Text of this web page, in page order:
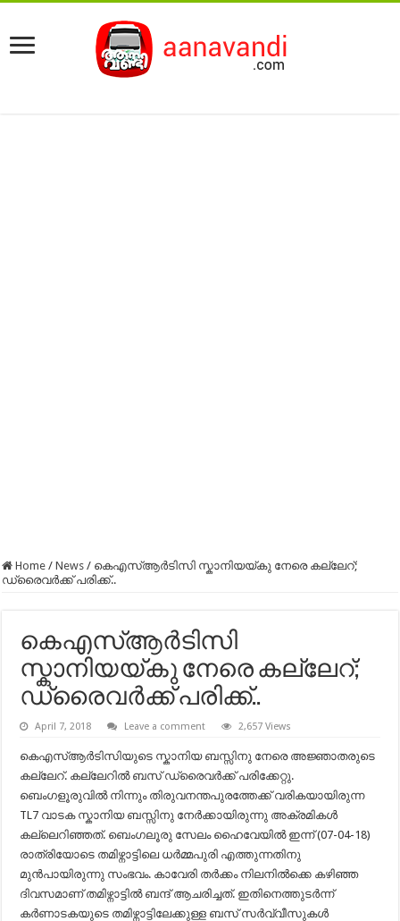
Home / News / കെഎസ്ആര്‍ടിസി സ്കാനിയയ്കു നേരെ കല്ലേറ്;
ഡ്രൈവര്‍ക്ക് പരിക്ക്..
കെഎസ്ആര്‍ടിസി
സ്കാനിയയ്കു നേരെ കല്ലേറ്;
ഡ്രൈവര്‍ക്ക് പരിക്ക്..
April 7, 2018 Leave a comment 2,657 Views
കെഎസ്ആര്‍ടിസിയുടെ സ്കാനിയ ബസ്സിനു നേരെ അജ്ഞാതരുടെ
കല്ലേറ്. കല്ലേറില്‍ ബസ് ഡ്രൈവര്‍ക്ക് പരിക്കേറ്റു.
ബെംഗളൂരുവില്‍ നിന്നും തിരുവനന്തപുരത്തേക്ക് വരികയായിരുന്ന
TL7 വാടക സ്കാനിയ ബസ്സിനു നേര്‍ക്കായിരുന്നു അക്രമികള്‍
കല്ലെറിഞ്ഞത്. ബെംഗലൂരു സേലം ഹൈവേയില്‍ ഇന്ന് (07-04-18)
രാത്രിയോടെ തമിഴ്നാട്ടിലെ ധര്‍മ്മപുരി എത്തുന്നതിനു
മുന്‍പായിരുന്നു സംഭവം. കാവേരി തര്‍ക്കം നിലനില്‍ക്കെ കഴിഞ്ഞ
ദിവസമാണ് തമിഴ്നാട്ടില്‍ ബന്ദ് ആചരിച്ചത്. ഇതിനെത്തുടര്‍ന്ന്
കര്‍ണാടകയുടെ തമിഴ്നാട്ടിലേക്കുള്ള ബസ് സര്‍വ്വീസുകള്‍